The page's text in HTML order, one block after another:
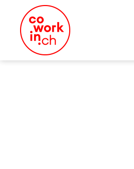
Coworking